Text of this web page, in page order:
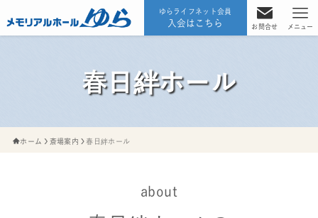
ゆらライフネット会員
入会はこちら お問合せ メニュー
春日絆ホール
ホーム 斎場案内 春日絆ホール
about